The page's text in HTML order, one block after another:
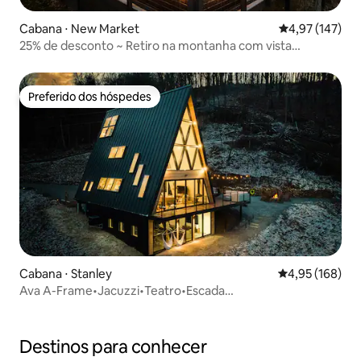
Cabana ⋅ New Market 4,97 de uma
4,97 (147)
25% de desconto ~ Retiro na montanha com vista
Preferido dos hóspedes
Preferido dos hóspedes
Cabana ⋅ Stanley 4,95 de uma
4,95 (168)
Ava A-Frame•Jacuzzi•Teatro•Escada
Destinos para conhecer